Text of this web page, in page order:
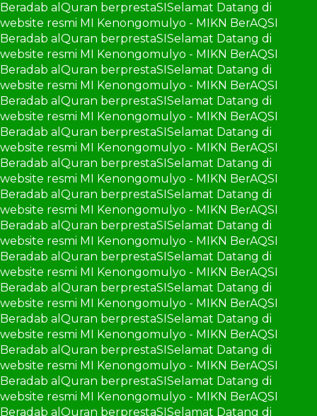
Beradab alQuran berprestaSISelamat Datang di
website resmi MI Kenongomulyo - MIKN BerAQSI
Beradab alQuran berprestaSISelamat Datang di
website resmi MI Kenongomulyo - MIKN BerAQSI
Beradab alQuran berprestaSISelamat Datang di
website resmi MI Kenongomulyo - MIKN BerAQSI
Beradab alQuran berprestaSISelamat Datang di
website resmi MI Kenongomulyo - MIKN BerAQSI
Beradab alQuran berprestaSISelamat Datang di
website resmi MI Kenongomulyo - MIKN BerAQSI
Beradab alQuran berprestaSISelamat Datang di
website resmi MI Kenongomulyo - MIKN BerAQSI
Beradab alQuran berprestaSISelamat Datang di
website resmi MI Kenongomulyo - MIKN BerAQSI
Beradab alQuran berprestaSISelamat Datang di
website resmi MI Kenongomulyo - MIKN BerAQSI
Beradab alQuran berprestaSISelamat Datang di
website resmi MI Kenongomulyo - MIKN BerAQSI
Beradab alQuran berprestaSISelamat Datang di
website resmi MI Kenongomulyo - MIKN BerAQSI
Beradab alQuran berprestaSISelamat Datang di
website resmi MI Kenongomulyo - MIKN BerAQSI
Beradab alQuran berprestaSISelamat Datang di
website resmi MI Kenongomulyo - MIKN BerAQSI
Beradab alQuran berprestaSISelamat Datang di
website resmi MI Kenongomulyo - MIKN BerAQSI
Beradab alQuran berprestaSISelamat Datang di